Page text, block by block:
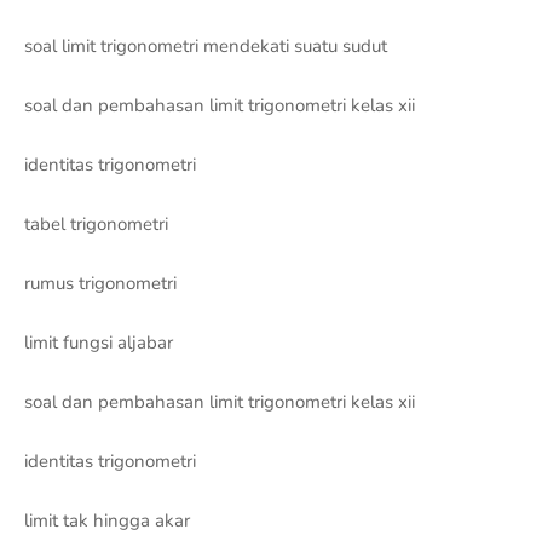
soal limit trigonometri mendekati suatu sudut
soal dan pembahasan limit trigonometri kelas xii
identitas trigonometri
tabel trigonometri
rumus trigonometri
limit fungsi aljabar
soal dan pembahasan limit trigonometri kelas xii
identitas trigonometri
limit tak hingga akar